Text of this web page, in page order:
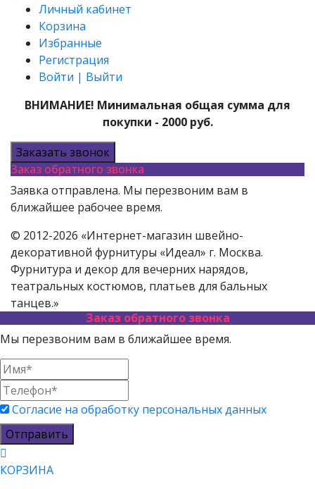
Личный кабинет
Корзина
Избранные
Регистрация
Войти | Выйти
ВНИМАНИЕ! Минимальная общая сумма для
покупки - 2000 руб.
Заказать звонок
Заказ обратного звонка
Заявка отправлена. Мы перезвоним вам в
ближайшее рабочее время.
© 2012-2026 «Интернет-магазин швейно-
декоративной фурнитуры «Идеал» г. Москва.
Фурнитура и декор для вечерних нарядов,
театральных костюмов, платьев для бальных
танцев.»
Заказ обратного звонка
Мы перезвоним вам в ближайшее время.
Согласие на обработку персональных данных
Отправить
КОРЗИНА